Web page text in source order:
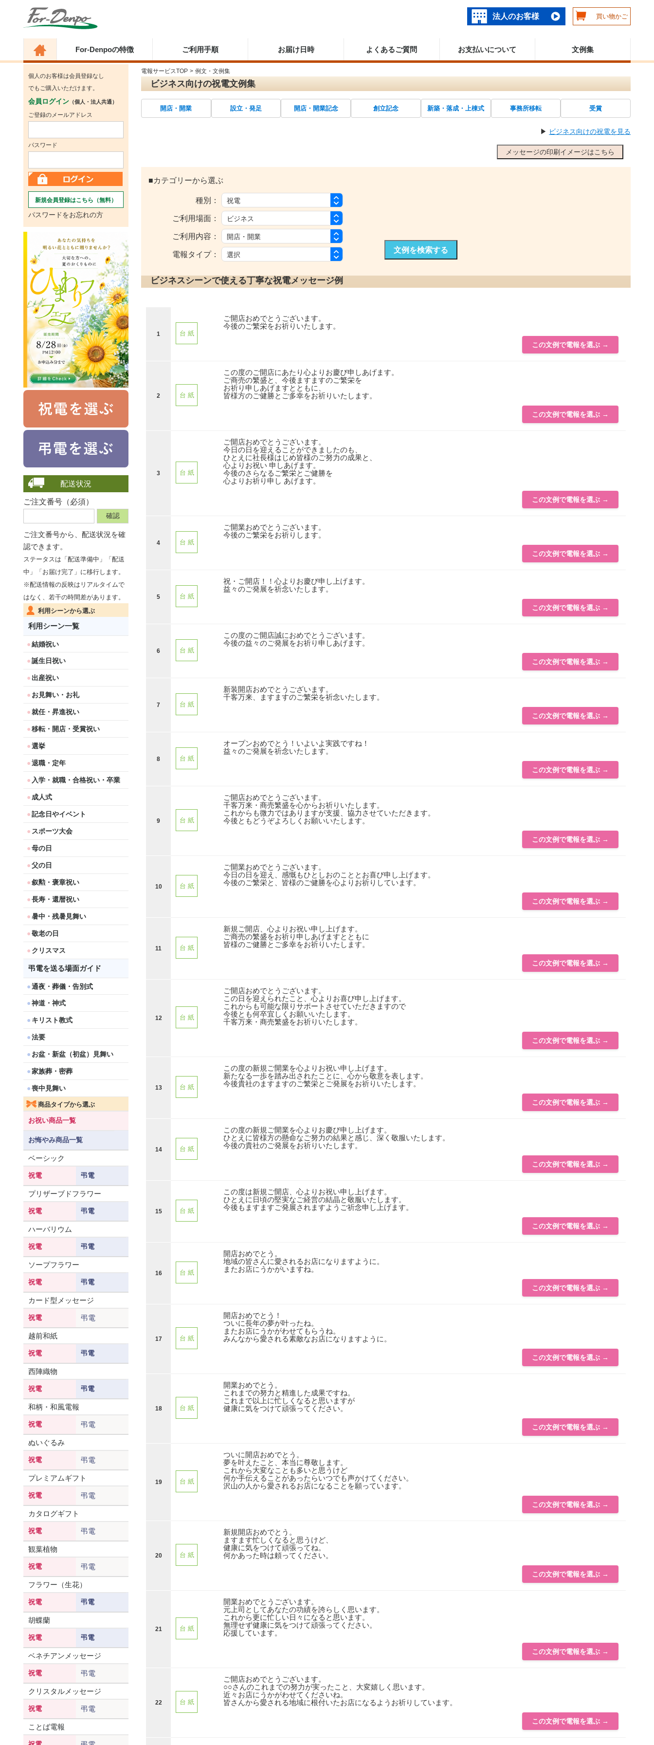
法人のお客様 買い物かご
For-Denpoの特徴 ご利用手順 お届け日時 よくあるご質問 お支払いについて 文例集
個人のお客様は会員登録なし
でもご購入いただけます。
会員ログイン （個人・法人共通）
ご登録のメールアドレス
パスワード
新規会員登録はこちら（無料）
パスワードをお忘れの方
配送状況
ご注文番号（必須）
ご注文番号から、 配送状況を確
認できます。
ステータスは「配送準備中」「配送
中」「お届け完了」に移行します。
※配送情報の反映はリアルタイムで
はなく、若干の時間差があります。
利用シーンから選ぶ
利用シーン一覧
結婚祝い
誕生日祝い
出産祝い
お見舞い・お礼
就任・昇進祝い
移転・開店・受賞祝い
選挙
退職・定年
入学・就職・合格祝い・卒業
成人式
記念日やイベント
スポーツ大会
母の日
父の日
叙勲・褒章祝い
長寿・還暦祝い
暑中・残暑見舞い
敬老の日
クリスマス
弔電を送る場面ガイド
通夜・葬儀・告別式
神道・神式
キリスト教式
法要
お盆・新盆（初盆）見舞い
家族葬・密葬
喪中見舞い
商品タイプから選ぶ
お祝い商品一覧
お悔やみ商品一覧
ベーシック
祝電 弔電
プリザーブドフラワー
祝電 弔電
ハーバリウム
祝電 弔電
ソープフラワー
祝電 弔電
カード型メッセージ
祝電 弔電
越前和紙
祝電 弔電
西陣織物
祝電 弔電
和柄・和風電報
祝電 弔電
ぬいぐるみ
祝電 弔電
プレミアムギフト
祝電 弔電
カタログギフト
祝電 弔電
観葉植物
祝電 弔電
フラワー（生花）
祝電 弔電
胡蝶蘭
祝電 弔電
ベネチアンメッセージ
祝電 弔電
クリスタルメッセージ
祝電 弔電
ことば電報
電報サービスTOP > 例文・文例集
ビジネス向けの祝電文例集
開店・開業 設立・発足 開店・開業記念 創立記念 新築・落成・上棟式 事務所移転 受賞
▶ ビジネス向けの祝電を見る
メッセージの印刷イメージはこちら
■カテゴリーから選ぶ
種別：
ご利用場面：
ご利用内容：
電報タイプ：
文例を検索する
ビジネスシーンで使える丁寧な祝電メッセージ例
1 台 紙
ご開店おめでとうございます。
今後のご繁栄をお祈りいたします。
この文例で電報を選ぶ →
2 台 紙
この度のご開店にあたり心よりお慶び申しあげます。
ご商売の繁盛と、今後ますますのご繁栄を
お祈り申しあげますとともに、
皆様方のご健勝とご多幸をお祈りいたします。
この文例で電報を選ぶ →
3 台 紙
ご開店おめでとうございます。
今日の日を迎えることができましたのも、
ひとえに社長様はじめ皆様のご努力の成果と、
心よりお祝い 申しあげます。
今後のさらなるご繁栄とご健勝を
心よりお祈り申し あげます。
この文例で電報を選ぶ →
4 台 紙
ご開業おめでとうございます。
今後のご繁栄をお祈りします。
この文例で電報を選ぶ →
5 台 紙
祝・ご開店！！心よりお慶び申し上げます。
益々のご発展を祈念いたします。
この文例で電報を選ぶ →
6 台 紙
この度のご開店誠におめでとうございます。
今後の益々のご発展をお祈り申しあげます。
この文例で電報を選ぶ →
7 台 紙
新装開店おめでとうございます。
千客万来、ますますのご繁栄を祈念いたします。
この文例で電報を選ぶ →
8 台 紙
オープンおめでとう！いよいよ実践ですね！
益々のご発展を祈念いたします。
この文例で電報を選ぶ →
9 台 紙
ご開店おめでとうございます。
千客万来・商売繁盛を心からお祈りいたします。
これからも微力ではありますが支援、協力させていただきます。
今後ともどうぞよろしくお願いいたします。
この文例で電報を選ぶ →
10 台 紙
ご開業おめでとうございます。
今日の日を迎え、感慨もひとしおのこととお喜び申し上げます。
今後のご繁栄と、皆様のご健勝を心よりお祈りしています。
この文例で電報を選ぶ →
11 台 紙
新規ご開店、心よりお祝い申し上げます。
ご商売の繁盛をお祈り申しあげますとともに
皆様のご健勝とご多幸をお祈りいたします。
この文例で電報を選ぶ →
12 台 紙
ご開店おめでとうございます。
この日を迎えられたこと、心よりお喜び申し上げます。
これからも可能な限りサポートさせていただきますので
今後とも何卒宜しくお願いいたします。
千客万来・商売繁盛をお祈りいたします。
この文例で電報を選ぶ →
13 台 紙
この度の新規ご開業を心よりお祝い申し上げます。
新たなる一歩を踏み出されたことに、心から敬意を表します。
今後貴社のますますのご繁栄とご発展をお祈りいたします。
この文例で電報を選ぶ →
14 台 紙
この度の新規ご開業を心よりお慶び申し上げます。
ひとえに皆様方の懸命なご努力の結果と感じ、深く敬服いたします。
今後の貴社のご発展をお祈りいたします。
この文例で電報を選ぶ →
15 台 紙
この度は新規ご開店、心よりお祝い申し上げます。
ひとえに日頃の堅実なご経営の結晶と敬服いたします。
今後もますますご発展されますようご祈念申し上げます。
この文例で電報を選ぶ →
16 台 紙
開店おめでとう。
地域の皆さんに愛されるお店になりますように。
またお店にうかがいますね。
この文例で電報を選ぶ →
17 台 紙
開店おめでとう！
ついに長年の夢が叶ったね。
またお店にうかがわせてもらうね。
みんなから愛される素敵なお店になりますように。
この文例で電報を選ぶ →
18 台 紙
開業おめでとう。
これまでの努力と精進した成果ですね。
これまで以上に忙しくなると思いますが
健康に気をつけて頑張ってください。
この文例で電報を選ぶ →
19 台 紙
ついに開店おめでとう。
夢を叶えたこと、本当に尊敬します。
これから大変なことも多いと思うけど
何か手伝えることがあったらいつでも声かけてください。
沢山の人から愛されるお店になることを願っています。
この文例で電報を選ぶ →
20 台 紙
新規開店おめでとう。
ますます忙しくなると思うけど、
健康に気をつけて頑張ってね。
何かあった時は頼ってください。
この文例で電報を選ぶ →
21 台 紙
開業おめでとうございます。
元上司としてあなたの功績を誇らしく思います。
これから更に忙しい日々になると思います。
無理せず健康に気をつけて頑張ってください。
応援しています。
この文例で電報を選ぶ →
22 台 紙
ご開店おめでとうございます。
○○さんのこれまでの努力が実ったこと、大変嬉しく思います。
近々お店にうかがわせてくださいね。
皆さんから愛される地域に根付いたお店になるようお祈りしています。
この文例で電報を選ぶ →